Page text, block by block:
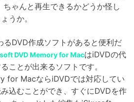
ちゃんと再生できるかどうか怪し
うか。
るDVD作成ソフトがあると便利だ
DVD Memory for MacはiDVDの代
ことが出来るソフトです。
for MacならiDVDでは対応してい
込むことができ、すぐにDVDを作